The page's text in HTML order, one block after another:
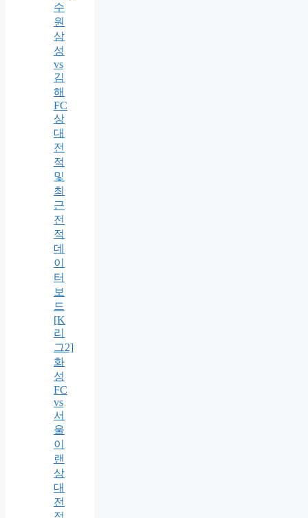
수
원
삼
성
vs
김
해
FC
상
대
전
적
및
최
근
전
적
데
이
터
보
드
[K
리
그2]
화
성
FC
vs
서
울
이
랜
상
대
전